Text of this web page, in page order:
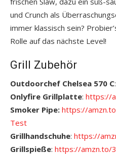
und Crunch als
immer klassisch sein?
Rolle auf das nächste Level!
Grill Zubehör
Outdoorchef Chelsea 570 C:
Onlyfire Grillplatte: https://
Smoker Pipe: https://
Test
Grillhandschuhe: https://
Grillspieße: https://amzn.to/